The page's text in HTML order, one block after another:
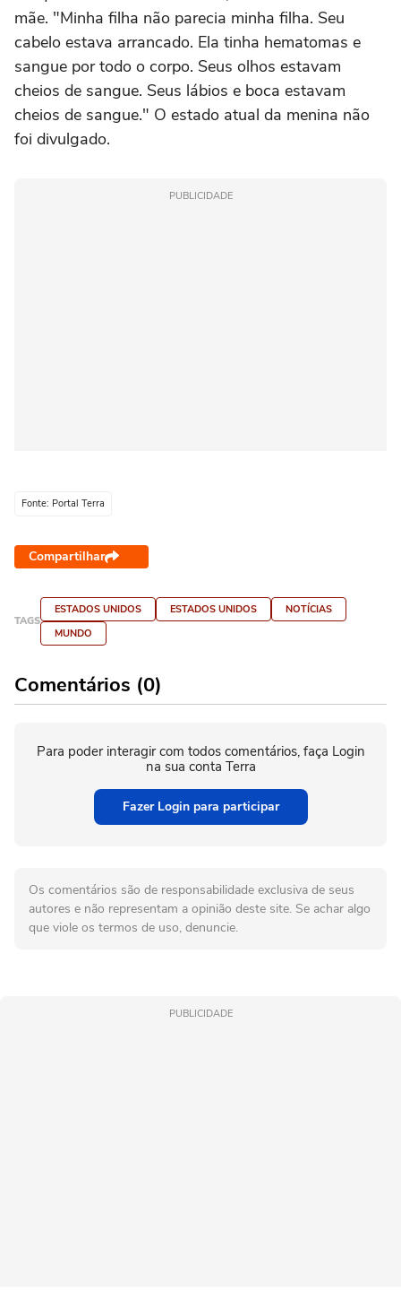
mãe. "Minha filha não parecia minha filha. Seu
cabelo estava arrancado. Ela tinha hematomas e
sangue por todo o corpo. Seus olhos estavam
cheios de sangue. Seus lábios e boca estavam
cheios de sangue." O estado atual da menina não
foi divulgado.
PUBLICIDADE
Fonte: Portal Terra
Compartilhar
TAGS
ESTADOS UNIDOS ESTADOS UNIDOS
NOTÍCIAS
MUNDO
Comentários (0)
Para poder interagir com todos comentários, faça Login
na sua conta Terra
Fazer Login para participar
Os comentários são de responsabilidade exclusiva de seus
autores e não representam a opinião deste site. Se achar algo
que viole os termos de uso, denuncie.
PUBLICIDADE